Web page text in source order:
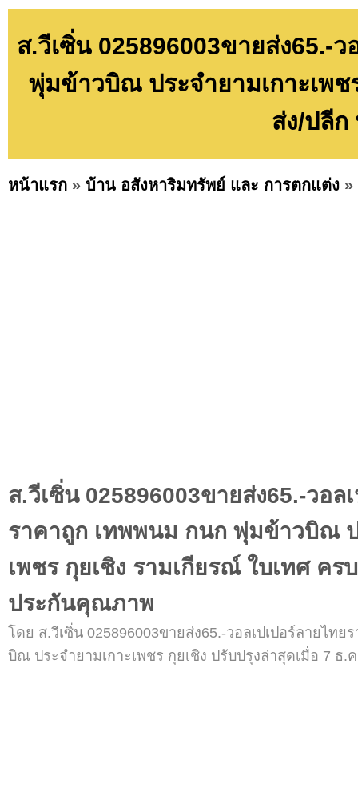
ส.วีเซิ่น 025896003ขายส่ง65.-
พุ่มข้าวบิณ ประจำยามเกาะเพ
ส่ง/ปลี
หน้าแรก » บ้าน อสังหาริมทรัพย์ และ การตกแต่ง »
ส.วีเซิ่น 025896003ขายส่ง65.-วอล
ราคาถูก เทพพนม กนก พุ่มข้าวบิณ ป
เพชร กุยเชิง รามเกียรณ์ ใบเทศ ค
ประกันคุณภาพ
โดย ส.วีเซิ่น 025896003ขายส่ง65.-วอลเปเปอร์ลายไท
บิณ ประจำยามเกาะเพชร กุยเชิง ปรับปรุงล่าสุดเมื่อ 7 ธ.